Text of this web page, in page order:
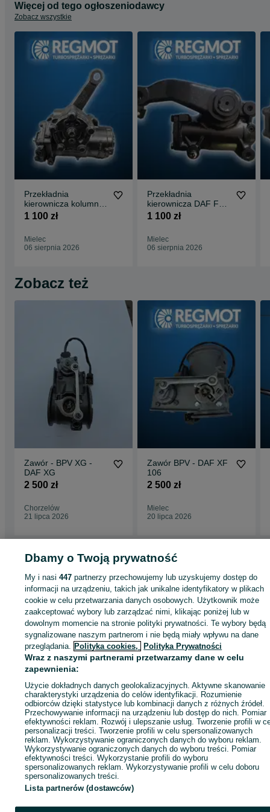
Więcej od tego ogłoszeniodawcy
Zobacz wszystkie
Przekładnia
kierownicza kolumna
Mercedes Atego LS6
1 100 zł
Mielec
06 sierpnia 2026
Przekładnia
kierownicza DAF FL
13-
1 100 zł
Mielec
06 sierpnia 2026
Zobacz też
Zawór - BPV XG -
DAF XG
2 500 zł
Chorzelów
21 lipca 2026
Zawór BPV - DAF XF
106
2 500 zł
Mielec
20 lipca 2026
Strona główna Motoryzacja Części samochodowe
KATEGORIA
1064255078
Zadzwoń / SMS Wyślij wiadomość
Dbamy o Twoją prywatność
My i nasi447 partnerzy przechowujemy lub uzyskujemy dostęp do
informacji na urządzeniu, takich jak unikalne identyfikatory w plikach
cookie w celu przetwarzania danych osobowych. Użytkownik może
zaakceptować wybory lub zarządzać nimi, klikając poniżej lub w
dowolnym momencie na stronie polityki prywatności. Te wybory będą
sygnalizowane naszym partnerom i nie będą miały wpływu na dane
przeglądania. Polityka cookies, Polityka Prywatności
Wraz z naszymi partnerami przetwarzamy dane w celu
zapewnienia:
Użycie dokładnych danych geolokalizacyjnych. Aktywne skanowanie
charakterystyki urządzenia do celów identyfikacji. Rozumienie
odbiorców dzięki statystyce lub kombinacji danych z różnych źródeł.
Przechowywanie informacji na urządzeniu lub dostęp do nich. Pomiar
efektywności reklam. Rozwój i ulepszanie usług. Tworzenie profili w
personalizacji treści. Tworzenie profili w celu spersonalizowanych
reklam. Wykorzystywanie ograniczonych danych do wyboru reklam.
Wykorzystywanie ograniczonych danych do wyboru treści. Pomiar
efektywności treści. Wykorzystanie profili do wyboru
spersonalizowanych reklam. Wykorzystywanie profili w celu doboru
spersonalizowanych treści.
Lista partnerów (dostawców)